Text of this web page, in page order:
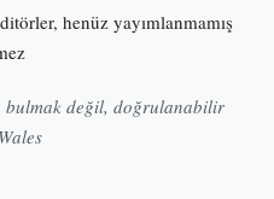
henüz yayımlanmamış
bulmak değil, doğrulanabilir